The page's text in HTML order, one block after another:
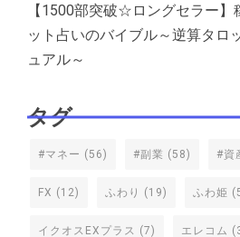
【1500部突破☆ロングセラー
ット占いのバイブル～逆算タロ
ュアル～
タグ
#マネー (56) #副業 (58) #資
FX (12) ふわり (19) ふわ姫
イクオスEXプラス (7) エレコム